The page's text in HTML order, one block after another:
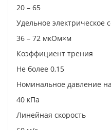
20 – 65
Удельное электрическое
36 – 72 мкОм×м
Коэффициент трения
Не более 0,15
Номинальное давление
40 кПа
Линейная скорость